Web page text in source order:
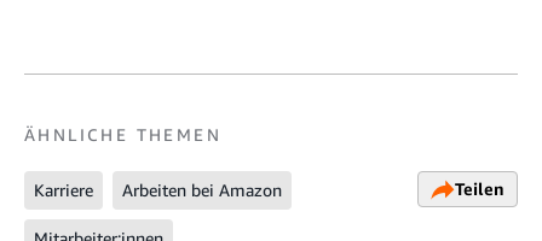
ÄHNLICHE THEMEN
Karriere Arbeiten bei Amazon Teilen